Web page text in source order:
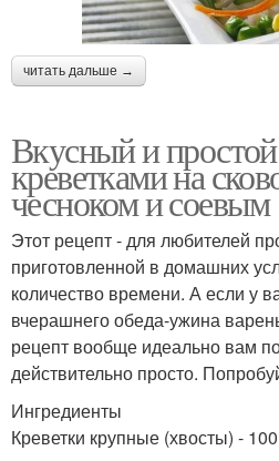
читать дальше →
Вкусный и
креветками на
чесноком и соевым
Этот рецепт - для любителей
приготовленной в домашних
количество времени. А если у
вчерашнего обеда-ужина
рецепт вообще идеально вам
действительно просто.
Ингредиенты
Креветки крупные (хвосты) -